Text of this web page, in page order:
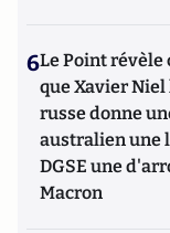
6Le Point révèle
que Xavier Niel
russe donne
australien une
DGSE une
Macron